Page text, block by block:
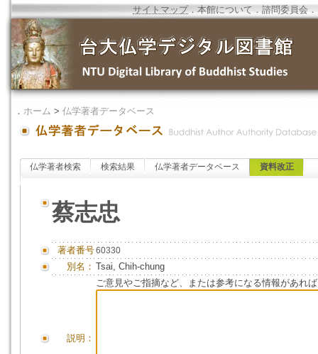
サイトマップ．本館について ．諮問委員会 ．
． ホーム > 仏学著者データベース
仏学著者検索 検索結果 仏学著者データベース 資料改正
蔡志忠
著者番号60330
別名： Tsai, Chih-chung
説明：
ご意見やご指摘など、または参考になる情報があれ